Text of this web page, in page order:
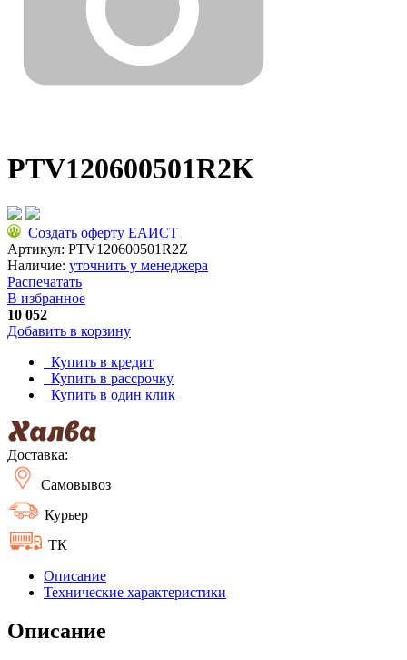
PTV120600501R2K
Создать оферту ЕАИСТ
Артикул: PTV120600501R2Z
Наличие: уточнить у менеджера
Распечатать
В избранное
10 052
Добавить в корзину
Купить в кредит
Купить в рассрочку
Купить в один клик
Доставка:
Самовывоз
Курьер
ТК
Описание
Технические характеристики
Описание